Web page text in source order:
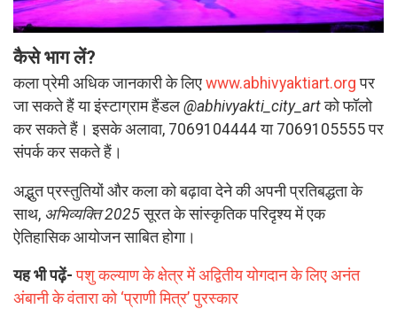
कैसे भाग लें?
कला प्रेमी अधिक जानकारी के लिए www.abhivyaktiart.org पर
जा सकते हैं या इंस्टाग्राम हैंडल @abhivyakti_city_artको फॉलो
कर सकते हैं। इसके अलावा, 7069104444 या 7069105555 पर
संपर्क कर सकते हैं।
अद्भुत प्रस्तुतियों और कला को बढ़ावा देने की अपनी प्रतिबद्धता के
साथ, अभिव्यक्ति 2025सूरत के सांस्कृतिक परिदृश्य में एक
ऐतिहासिक आयोजन साबित होगा।
यह भी पढ़ें- पशु कल्याण के क्षेत्र में अद्वितीय योगदान के लिए अनंत
अंबानी के वंतारा को ‘प्राणी मित्र’ पुरस्कार